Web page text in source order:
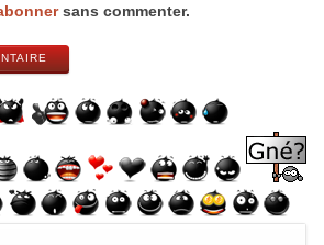
sans commenter.